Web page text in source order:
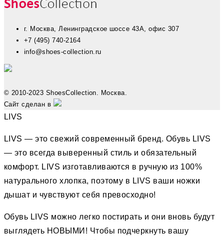
г. Москва, Ленинградское шоссе 43А, офис 307
+7 (495) 740-2164
info@shoes-collection.ru
© 2010-2023 ShoesCollection. Москва.
Сайт сделан в
LIVS
LIVS — это свежий современный бренд. Обувь LIVS
— это всегда выверенный стиль и обязательный
комфорт. LIVS изготавливаются в ручную из 100%
натурального хлопка, поэтому в LIVS ваши ножки
дышат и чувствуют себя превосходно!
Обувь LIVS можно легко постирать и они вновь будут
выглядеть НОВЫМИ! Чтобы подчеркнуть вашу